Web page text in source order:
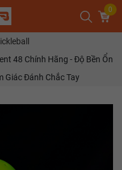
0
48 Chính Hãng - Độ Bền Ổn
Giác Đánh Chắc Tay